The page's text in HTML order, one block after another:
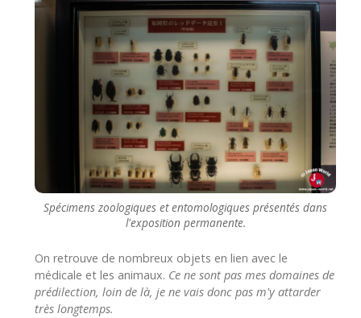
Spécimens zoologiques et entomologiques présentés dans
l'exposition permanente.
On retrouve de nombreux objets en lien avec le
médicale et les animaux. Ce ne sont pas mes domaines de
prédilection, loin de là, je ne vais donc pas m'y attarder
très longtemps.